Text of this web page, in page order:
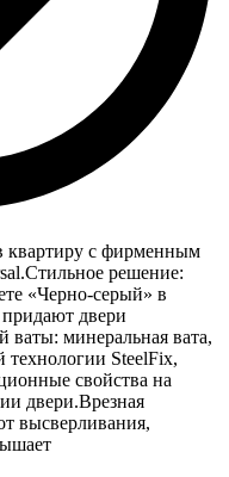
квартиру с фирменным
решение:
«Черно-серый» в
двери
ваты: минеральная вата,
технологии SteelFix,
свойства на
двери.Врезная
высверливания,